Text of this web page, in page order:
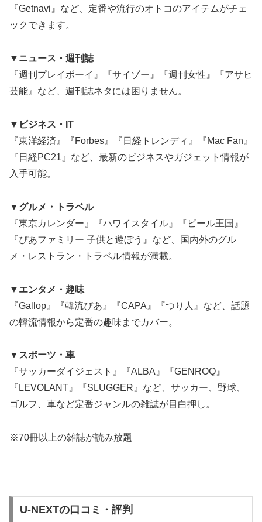
『Getnavi』など、定番や流行のオトコのアイテムがチェ
ックできます。
▼ニュース・週刊誌
『週刊プレイボーイ』『サイゾー』『週刊女性』『アサヒ
芸能』など、週刊誌ネタには困りません。
▼ビジネス・IT
『東洋経済』『Forbes』『日経トレンディ』『Mac Fan』
『日経PC21』など、最新のビジネスやガジェット情報が
入手可能。
▼グルメ・トラベル
『東京カレンダー』『ハワイスタイル』『ビール王国』
『ぴあファミリー 子供と遊ぼう』など、国内外のグル
メ・レストラン・トラベル情報が満載。
▼エンタメ・趣味
『Gallop』『韓流ぴあ』『CAPA』『つり人』など、話題
の韓流情報から定番の趣味までカバー。
▼スポーツ・車
『サッカーダイジェスト』『ALBA』『GENROQ』
『LEVOLANT』『SLUGGER』など、サッカー、野球、
ゴルフ、車など定番ジャンルの雑誌が目白押し。
※70冊以上の雑誌が読み放題
U-NEXTの口コミ・評判